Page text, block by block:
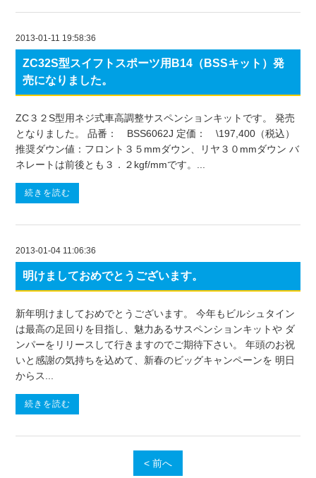
2013-01-11 19:58:36
ZC32S型スイフトスポーツ用B14（BSSキット）発
売になりました。
ZC３２S型用ネジ式車高調整サスペンションキットです。 発売
となりました。 品番： BSS6062J 定価： \197,400（税込）
推奨ダウン値：フロント３５mmダウン、リヤ３０mmダウン バ
ネレートは前後とも３．２kgf/mmです。...
続きを読む
2013-01-04 11:06:36
明けましておめでとうございます。
新年明けましておめでとうございます。 今年もビルシュタイン
は最高の足回りを目指し、魅力あるサスペンションキットや ダ
ンパーをリリースして行きますのでご期待下さい。 年頭のお祝
いと感謝の気持ちを込めて、新春のビッグキャンペーンを 明日
からス...
続きを読む
< 前へ